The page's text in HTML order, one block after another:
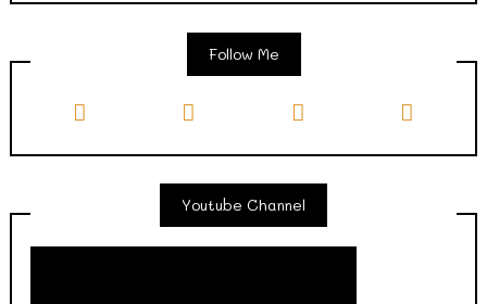
Follow Me
Youtube Channel